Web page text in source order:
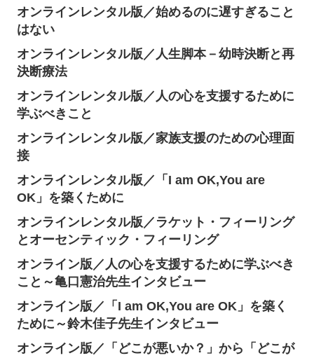
オンラインレンタル版／始めるのに遅すぎること
はない
オンラインレンタル版／人生脚本－幼時決断と再
決断療法
オンラインレンタル版／人の心を支援するために
学ぶべきこと
オンラインレンタル版／家族支援のための心理面
接
オンラインレンタル版／「I am OK,You are
OK」を築くために
オンラインレンタル版／ラケット・フィーリング
とオーセンティック・フィーリング
オンライン版／人の心を支援するために学ぶべき
こと～亀口憲治先生インタビュー
オンライン版／「I am OK,You are OK」を築く
ために～鈴木佳子先生インタビュー
オンライン版／「どこが悪いか？」から「どこが